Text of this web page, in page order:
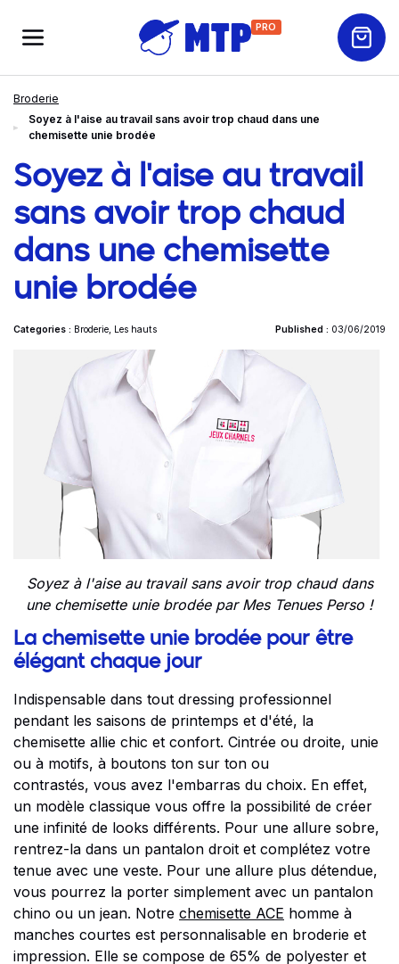
PRO
Broderie
Soyez à l'aise au travail sans avoir trop chaud dans une
chemisette unie brodée
Soyez à l'aise au travail
sans avoir trop chaud
dans une chemisette
unie brodée
Categories : Broderie Les hauts Published : 03/06/2019
Soyez à l'aise au travail sans avoir trop chaud dans
une chemisette unie brodée par Mes Tenues Perso !
La chemisette unie brodée pour être
élégant chaque jour
Indispensable dans tout dressing professionnel
pendant les saisons de printemps et d'été, la
chemisette allie chic et confort. Cintrée ou droite, unie
ou à motifs, à boutons ton sur ton ou
contrastés, vous avez l'embarras du choix. En effet,
un modèle classique vous offre la possibilité de créer
une infinité de looks différents. Pour une allure sobre,
rentrez-la dans un pantalon droit et complétez votre
tenue avec une veste. Pour une allure plus détendue,
vous pourrez la porter simplement avec un pantalon
chino ou un jean. Notre chemisette ACE homme à
manches courtes est personnalisable en broderie et
impression. Elle se compose de 65% de polyester et